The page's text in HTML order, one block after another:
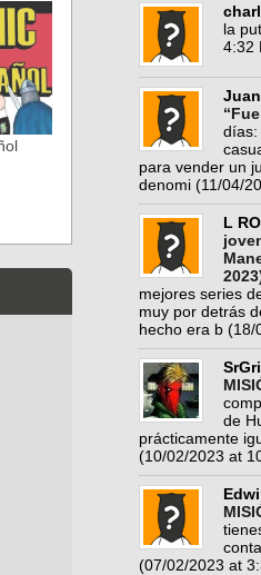
la
4:32
días:
para vender un
denomi (11/04/
L
mejores series
muy por detrás
hecho era b (18/
de
prácticamente
(10/02/2023 at
(07/02/2023 at